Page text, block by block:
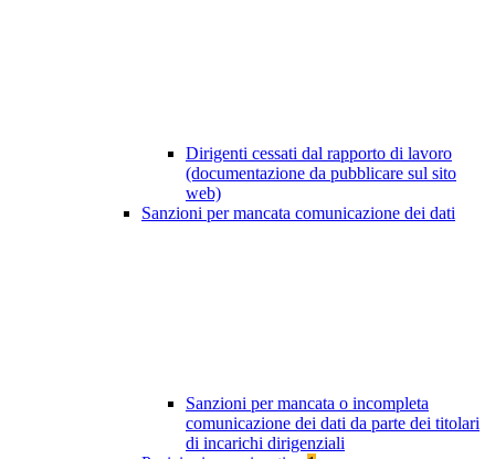
Dirigenti cessati dal rapporto di lavoro
(documentazione da pubblicare sul sito
web)
Sanzioni per mancata comunicazione dei dati
Sanzioni per mancata o incompleta
comunicazione dei dati da parte dei titolari
di incarichi dirigenziali